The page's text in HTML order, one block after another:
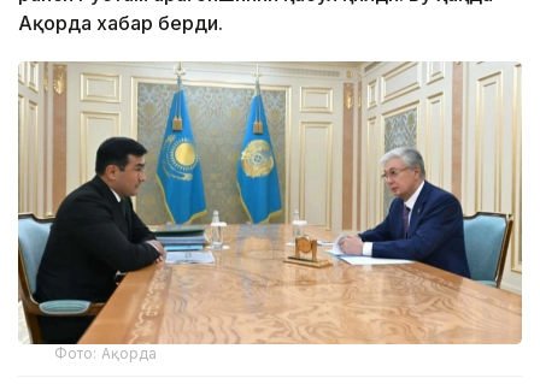
Ақорда хабар берди.
Фото: Ақорда